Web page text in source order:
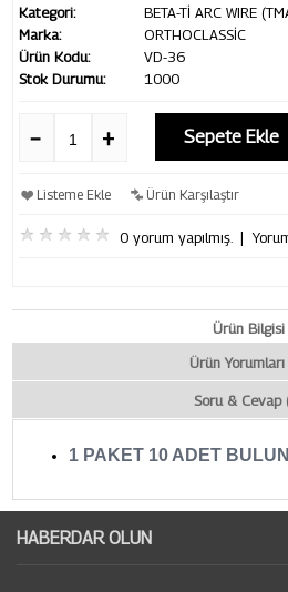
Kategori:
BETA-Tİ ARC WIRE
Marka:
ORTHOCLASSİC
Ürün Kodu:
VD-36
Stok Durumu:
1000
Sepete Ekle
Listeme Ekle Ürün Karşılaştır
0 yorum yapılmış. |
Ürün Bilgisi
Ürün
Soru & Cevap
1 PAKET 10 ADET
HABERDAR OLUN